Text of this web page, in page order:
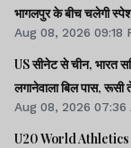
भागलपुर के बीच चलेगी
Aug 08, 2026 09:18
US सीनेट से चीन, भारत
लगानेवाला बिल पास, रूसी
Aug 08, 2026 07:36
U20 World Athletics